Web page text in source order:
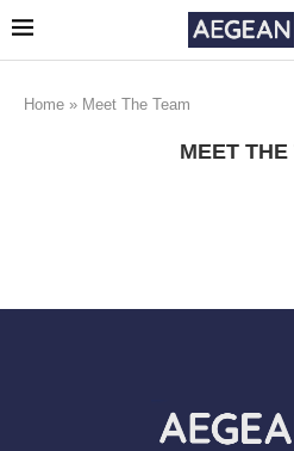
Home » Meet The Team
MEET THE